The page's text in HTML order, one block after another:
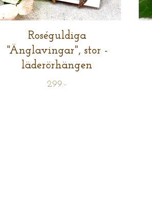
Roséguldiga
"Änglavingar", stor -
läderörhängen
299:-